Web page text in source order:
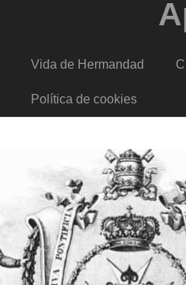
Vida de Hermandad
Política de cookies